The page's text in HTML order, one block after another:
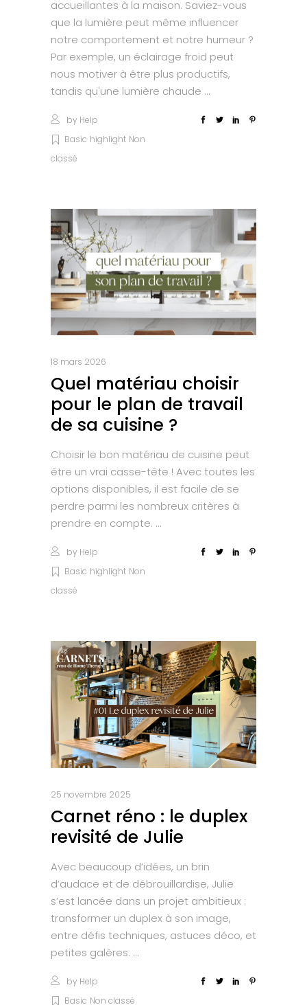
accueillantes à la maison. Saviez-vous
que la lumière peut même influencer
notre comportement et notre humeur ?
Par exemple, un éclairage froid peut
nous motiver à être plus productifs,
tandis qu'une lumière chaude
by Help
Basic highlight Non
classé
18 mars 2026
Quel matériau choisir
pour le plan de travail
de sa cuisine ?
Choisir le bon matériau de cuisine peut
être un vrai casse-tête ! Avec toutes les
options disponibles, il est facile de se
perdre parmi les nombreux critères à
prendre en compte.
by Help
Basic highlight Non
classé
25 novembre 2025
Carnet réno : le duplex
revisité de Julie
Avec beaucoup d’idées, un brin
d’audace et de débrouillardise, Julie
s’est lancée dans un projet ambitieux :
transformer un duplex à son image,
entre défis techniques, astuces déco, et
petites galères.
by Help
Basic Non classé